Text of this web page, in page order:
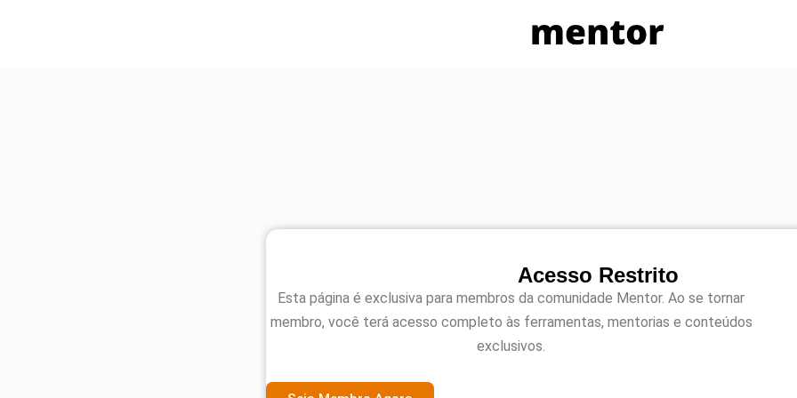
Acesso Restrito
Esta página é exclusiva para membros da comunidade Mentor. Ao se tornar
membro, você terá acesso completo às ferramentas, mentorias e conteúdos
exclusivos.